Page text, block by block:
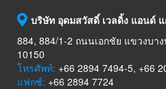
บริษัท อุดมสวัสดิ์ เวลดิ้ง แอนด์
884, 884/1-2 ถนนเอกชัย แขวงบา
10150
โทรศัพท์: +66 2894 7494-5, +66
แฟกซ์: +66 2894 7724